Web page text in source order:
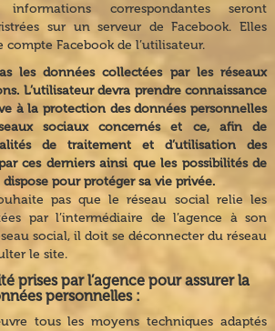
correspondantes seront
sur un serveur de Facebook. Elles
compte Facebook de l’utilisateur.
les données collectées par les réseaux
L’utilisateur devra prendre connaissance
à la protection des données personnelles
sociaux concernés et ce, afin de
de traitement et d’utilisation des
ces derniers ainsi que les possibilités de
pour protéger sa vie privée.
pas que le réseau social relie les
par l’intermédiaire de l’agence à son
social, il doit se déconnecter du réseau
le site.
prises par l’agence pour assurer la
personnelles :
tous les moyens techniques adaptés